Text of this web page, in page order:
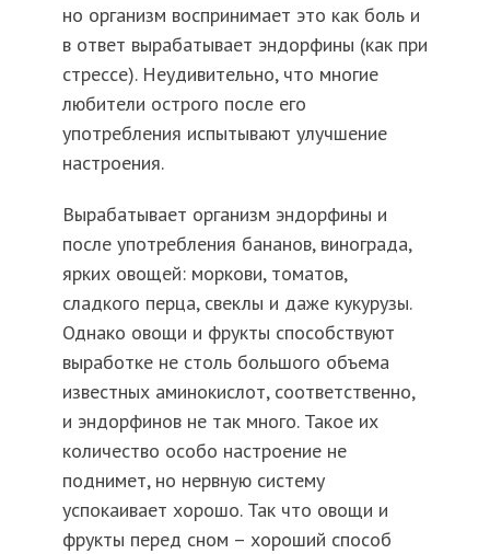
но организм воспринимает это как боль и
в ответ вырабатывает эндорфины (как при
стрессе). Неудивительно, что многие
любители острого после его
употребления испытывают улучшение
настроения.
Вырабатывает организм эндорфины и
после употребления бананов, винограда,
ярких овощей: моркови, томатов,
сладкого перца, свеклы и даже кукурузы.
Однако овощи и фрукты способствуют
выработке не столь большого объема
известных аминокислот, соответственно,
и эндорфинов не так много. Такое их
количество особо настроение не
поднимет, но нервную систему
успокаивает хорошо. Так что овощи и
фрукты перед сном – хороший способ